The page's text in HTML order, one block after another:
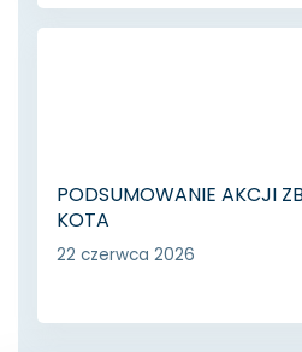
PODSUMOWANIE AKCJI
KOTA
22 czerwca 2026